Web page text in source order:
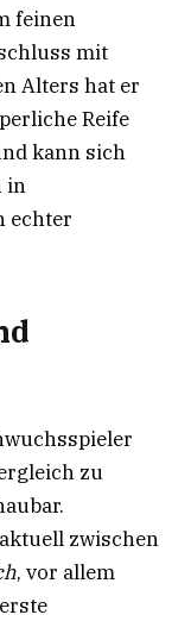
feinen
mit
Alters hat er
Reife
kann sich
in
echter
zu
zwischen
, vor allem